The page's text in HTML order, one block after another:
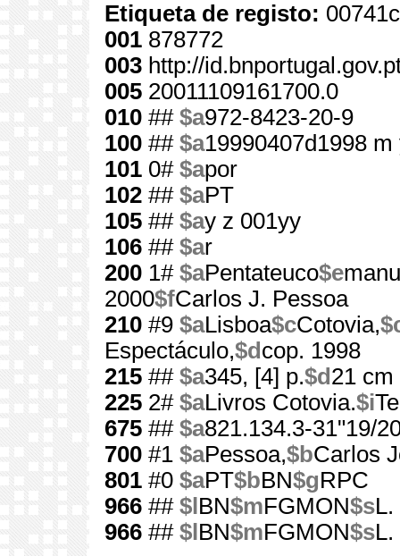
Etiqueta de registo:
001 878772
003 http://
005 20011109161700.0
010 ## $a972-8423-20-9
100 ## $a19990407d1998
101 0# $apor
102 ## $aPT
105 ## $ay z 001yy
106 ## $ar
200 1# $aPentateuco$e
2000$fCarlos J. Pessoa
210 #9 $aLisboa$cCotovia,
Espectáculo,$d cop. 1998
215 ## $a345, [4] p.$d 21 cm
225 2# $aLivros Cotovia.$i
675 ## $a821.134.3-31"19/
700 #1 $aPessoa,$bCarlos
801 #0 $aPT$bBN$gRPC
966 ## $l BN$mFGMON$sL.
966 ## $l BN$mFGMON$sL.